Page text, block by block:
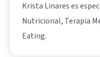
Krista Linares es
Nutricional, Terapia
Eating.